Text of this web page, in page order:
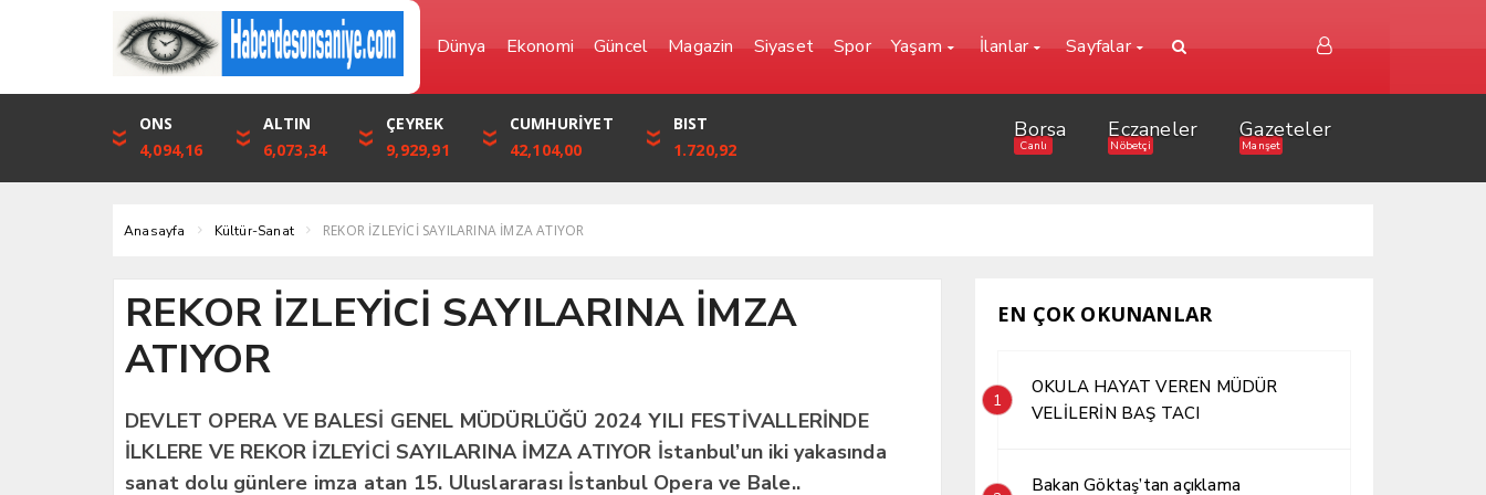
Dünya Ekonomi Güncel Magazin Siyaset Spor Yaşam İlanlar Sayfalar
DOLAR
46,1316
EURO
53,3001
STERLİN
61,7411
YEN
0,0000
57,6861
ONS
4,094,16
ALTIN
6,073,34
ÇEYREK
9,929,91
CUMHURİYET
42,104,00
BIST
1.720,92
Borsa
Canlı
Eczaneler
Nöbetçi
Gazeteler
Manşet
Anasayfa Kültür-Sanat REKOR İZLEYİCİ SAYILARINA İMZA ATIYOR
REKOR İZLEYİCİ SAYILARINA İMZA
ATIYOR
DEVLET OPERA VE BALESİ GENEL MÜDÜRLÜĞÜ 2024 YILI FESTİVALLERİNDE
İLKLERE VE REKOR İZLEYİCİ SAYILARINA İMZA ATIYOR İstanbul’un iki yakasında
sanat dolu günlere imza atan 15. Uluslararası İstanbul Opera ve Bale..
EN ÇOK OKUNANLAR
1
OKULA HAYAT VEREN MÜDÜR
VELİLERİN BAŞ TACI
Bakan Göktaş’tan açıklama